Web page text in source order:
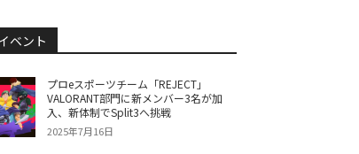
ベント
プロeスポーツチーム「REJECT」
VALORANT部門に新メンバー3名が加
入、新体制でSplit3へ挑戦
2025年7月16日